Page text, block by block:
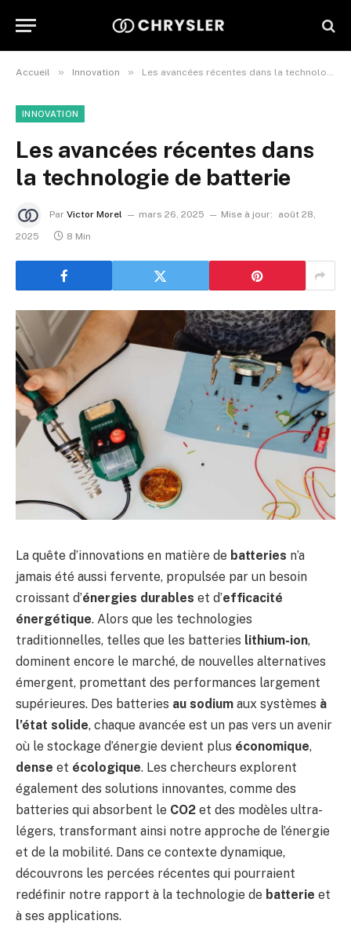
Accueil » Innovation » Les avancées récentes dans la technologie de batterie
INNOVATION
Les avancées récentes dans
la technologie de batterie
Par Victor Morel mars 26, 2025 Mise à jour:
août 28,
2025
8 Min
La quête d’innovations en matière de batteries n’a
jamais été aussi fervente, propulsée par un besoin
croissant d’énergies durables et d’efficacité
énergétique. Alors que les technologies
traditionnelles, telles que les batteries lithium-ion,
dominent encore le marché, de nouvelles alternatives
émergent, promettant des performances largement
supérieures. Des batteries au sodium aux systèmes à
l’état solide, chaque avancée est un pas vers un avenir
où le stockage d’énergie devient plus économique,
dense et écologique. Les chercheurs explorent
également des solutions innovantes, comme des
batteries qui absorbent le CO2 et des modèles ultra-
légers, transformant ainsi notre approche de l’énergie
et de la mobilité. Dans ce contexte dynamique,
découvrons les percées récentes qui pourraient
redéfinir notre rapport à la technologie de batterie et
à ses applications.